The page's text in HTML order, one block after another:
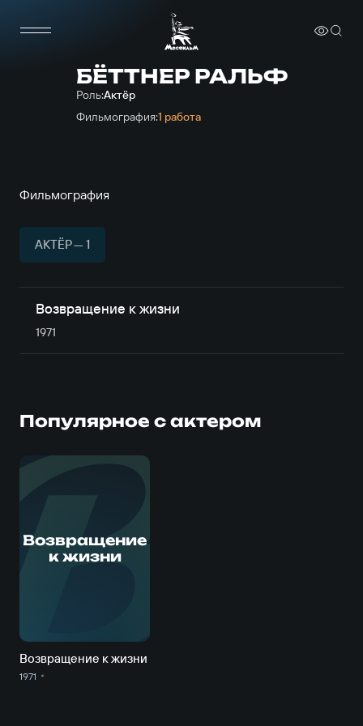
БЁТТНЕР РАЛЬФ
Роль:Актёр
Фильмография:1 работа
Фильмография
АКТЁР — 1
Возвращение к жизни
1971
Популярное с актером
Возвращение
к жизни
Возвращение к жизни
1971